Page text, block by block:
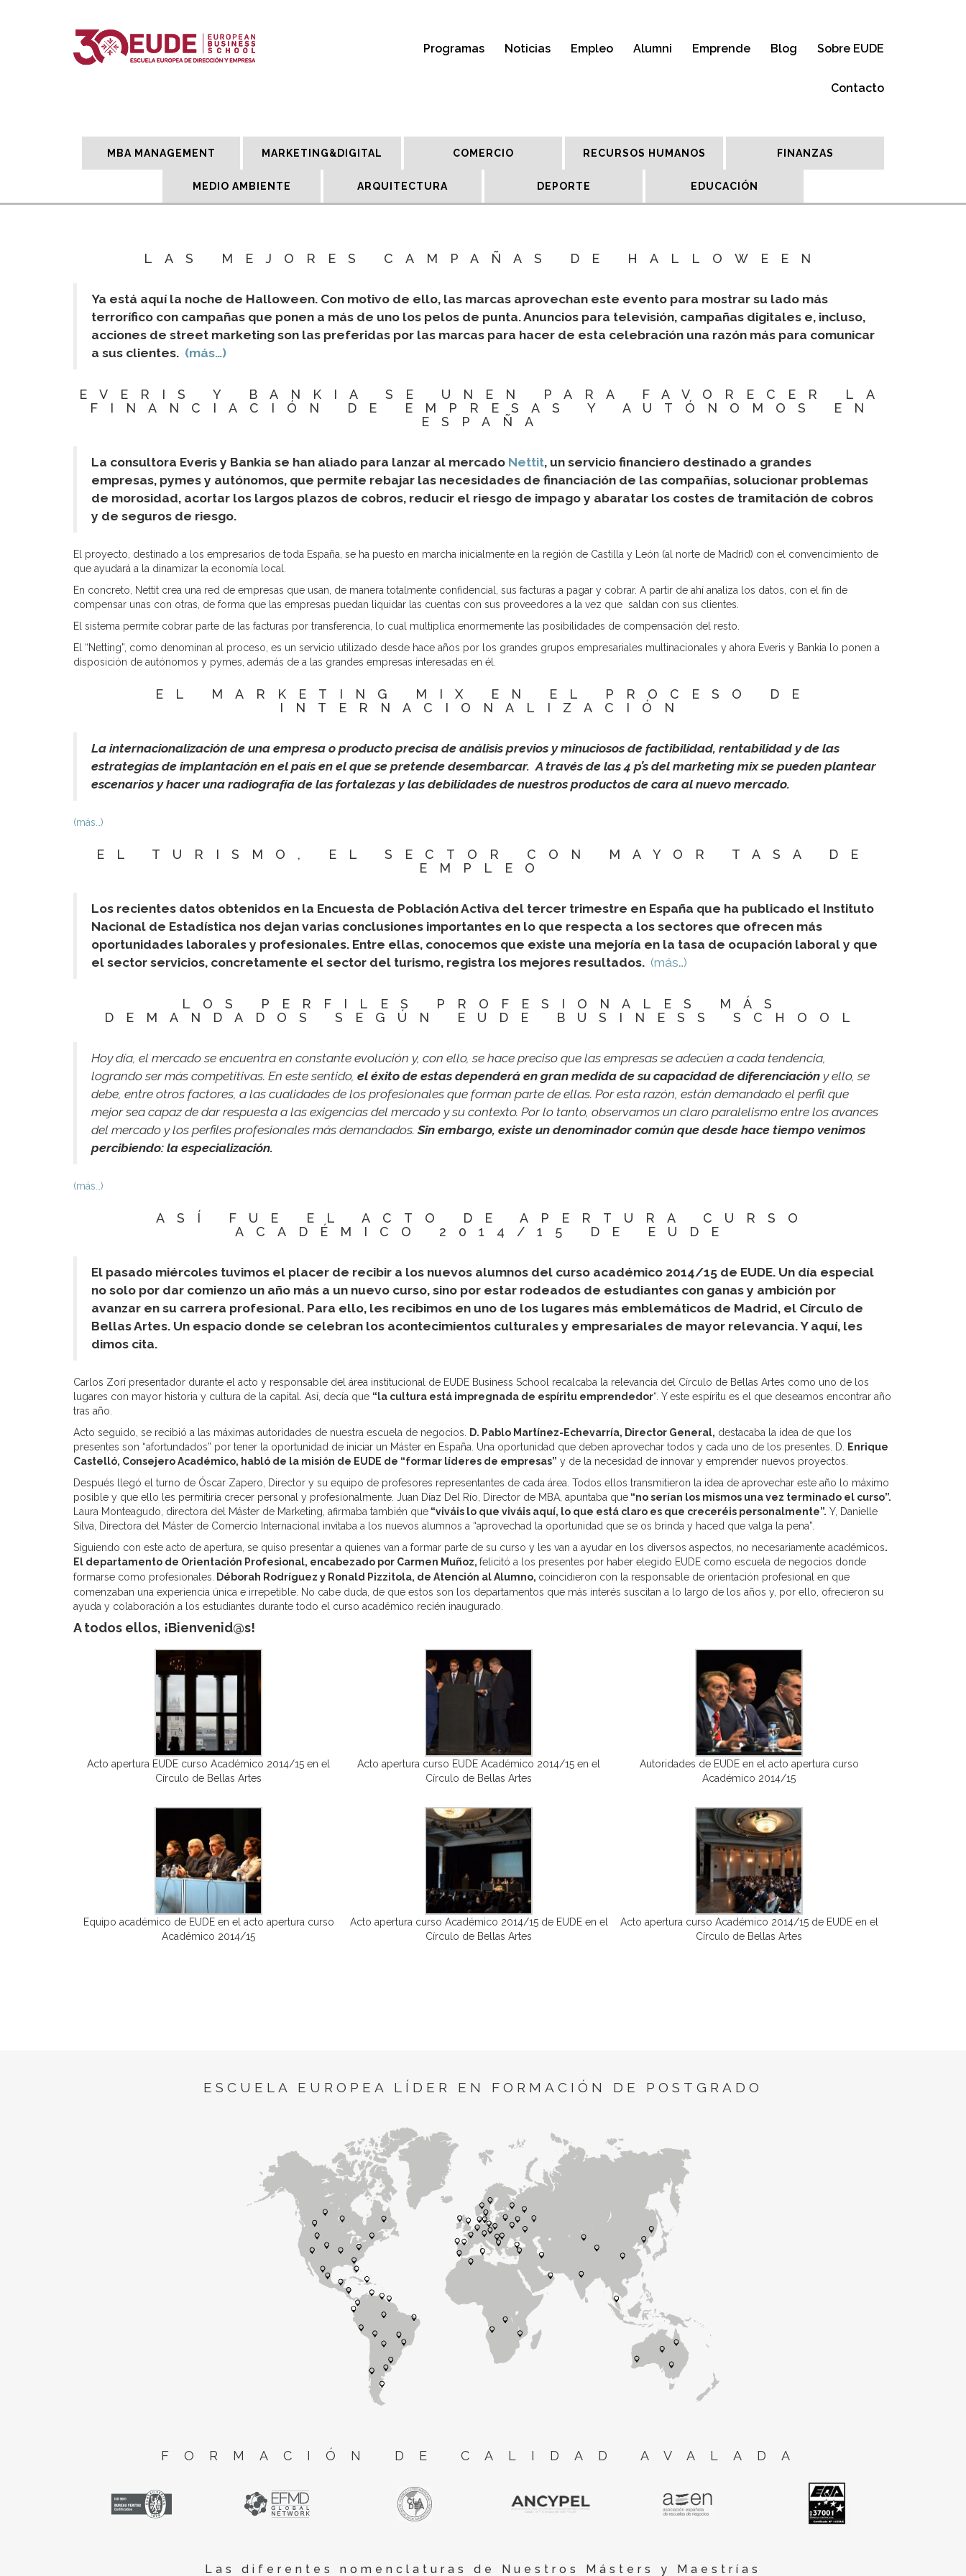
Programas Noticias Empleo Alumni Emprende Blog Sobre EUDE
Contacto
MBA MANAGEMENT MARKETING&DIGITAL COMERCIO RECURSOS HUMANOS FINANZAS
MEDIO AMBIENTE ARQUITECTURA DEPORTE EDUCACIÓN
LAS MEJORES CAMPAÑAS DE HALLOWEEN
Ya está aquí la noche de Halloween. Con motivo de ello, las marcas aprovechan este evento para mostrar su lado más
terrorífico con campañas que ponen a más de uno los pelos de punta. Anuncios para televisión, campañas digitales e, incluso,
acciones de street marketing son las preferidas por las marcas para hacer de esta celebración una razón más para comunicar
a sus clientes. (más…)
EVERIS Y BANKIA SE UNEN PARA FAVORECER LA
FINANCIACIÓN DE EMPRESAS Y AUTÓNOMOS EN
ESPAÑA
La consultora Everis y Bankia se han aliado para lanzar al mercado Nettit, un servicio financiero destinado a grandes
empresas, pymes y autónomos, que permite rebajar las necesidades de financiación de las compañías, solucionar problemas
de morosidad, acortar los largos plazos de cobros, reducir el riesgo de impago y abaratar los costes de tramitación de cobros
y de seguros de riesgo.
El proyecto, destinado a los empresarios de toda España, se ha puesto en marcha inicialmente en la región de Castilla y León (al norte de Madrid) con el convencimiento de
que ayudará a la dinamizar la economía local.
En concreto, Nettit crea una red de empresas que usan, de manera totalmente confidencial, sus facturas a pagar y cobrar. A partir de ahí analiza los datos, con el fin de
compensar unas con otras, de forma que las empresas puedan liquidar las cuentas con sus proveedores a la vez que saldan con sus clientes.
El sistema permite cobrar parte de las facturas por transferencia, lo cual multiplica enormemente las posibilidades de compensación del resto.
El “Netting”, como denominan al proceso, es un servicio utilizado desde hace años por los grandes grupos empresariales multinacionales y ahora Everis y Bankia lo ponen a
disposición de autónomos y pymes, además de a las grandes empresas interesadas en él.
EL MARKETING MIX EN EL PROCESO DE
INTERNACIONALIZACIÓN
La internacionalización de una empresa o producto precisa de análisis previos y minuciosos de factibilidad, rentabilidad y de las
estrategias de implantación en el país en el que se pretende desembarcar. A través de las 4 p’s del marketing mix se pueden plantear
escenarios y hacer una radiografía de las fortalezas y las debilidades de nuestros productos de cara al nuevo mercado.
(más…)
EL TURISMO, EL SECTOR CON MAYOR TASA DE
EMPLEO
Los recientes datos obtenidos en la Encuesta de Población Activa del tercer trimestre en España que ha publicado el Instituto
Nacional de Estadística nos dejan varias conclusiones importantes en lo que respecta a los sectores que ofrecen más
oportunidades laborales y profesionales. Entre ellas, conocemos que existe una mejoría en la tasa de ocupación laboral y que
el sector servicios, concretamente el sector del turismo, registra los mejores resultados. (más…)
LOS PERFILES PROFESIONALES MÁS
DEMANDADOS SEGÚN EUDE BUSINESS SCHOOL
Hoy día, el mercado se encuentra en constante evolución y, con ello, se hace preciso que las empresas se adecúen a cada tendencia,
logrando ser más competitivas. En este sentido, el éxito de estas dependerá en gran medida de su capacidad de diferenciación y ello, se
debe, entre otros factores, a las cualidades de los profesionales que forman parte de ellas. Por esta razón, están demandado el perfil que
mejor sea capaz de dar respuesta a las exigencias del mercado y su contexto. Por lo tanto, observamos un claro paralelismo entre los avances
del mercado y los perfiles profesionales más demandados.Sin embargo, existe un denominador común que desde hace tiempo venimos
percibiendo: la especialización.
(más…)
ASÍ FUE EL ACTO DE APERTURA CURSO
ACADÉMICO 2014/15 DE EUDE
El pasado miércoles tuvimos el placer de recibir a los nuevos alumnos del curso académico 2014/15 de EUDE. Un día especial
no solo por dar comienzo un año más a un nuevo curso, sino por estar rodeados de estudiantes con ganas y ambición por
avanzar en su carrera profesional. Para ello, les recibimos en uno de los lugares más emblemáticos de Madrid, el Círculo de
Bellas Artes. Un espacio donde se celebran los acontecimientos culturales y empresariales de mayor relevancia. Y aquí, les
dimos cita.
Carlos Zorí presentador durante el acto y responsable del área institucional de EUDE Business School recalcaba la relevancia del Círculo de Bellas Artes como uno de los
lugares con mayor historia y cultura de la capital. Así, decía que “la cultura está impregnada de espíritu emprendedor“. Y este espíritu es el que deseamos encontrar año
tras año.
Acto seguido, se recibió a las máximas autoridades de nuestra escuela de negocios.
D. Pablo Martínez-Echevarría, Director General, destacaba la idea de que los
presentes son “afortundados” por tener la oportunidad de iniciar un Máster en España. Una oportunidad que deben aprovechar todos y cada uno de los presentes. D.
Enrique
Castelló, Consejero Académico, habló de la misión de EUDE de “formar líderes de empresas” y de la necesidad de innovar y emprender nuevos proyectos.
Después llegó el turno de Óscar Zapero, Director y su equipo de profesores representantes de cada área. Todos ellos transmitieron la idea de aprovechar este año lo máximo
posible y que ello les permitiría crecer personal y profesionalmente. Juan Díaz Del Río, Director de MBA, apuntaba que “no serían los mismos una vez terminado el curso”.
Laura Monteagudo, directora del Máster de Marketing, afirmaba también que “viváis lo que viváis aquí, lo que está claro es que creceréis personalmente”. Y, Danielle
Silva, Directora del Máster de Comercio Internacional invitaba a los nuevos alumnos a “aprovechad la oportunidad que se os brinda y haced que valga la pena”.
Siguiendo con este acto de apertura, se quiso presentar a quienes van a formar parte de su curso y les van a ayudar en los diversos aspectos, no necesariamente académicos.
El d epartamento de Orientación Profesional, encabezado por Carmen Muñoz, felicitó a los presentes por haber elegido EUDE como escuela de negocios donde
formarse como profesionales.
Déborah Rodríguez y Ronald Pizzitola, de Atención al Alumno, coincidieron con la responsable de orientación profesional en que
comenzaban una experiencia única e irrepetible. No cabe duda, de que estos son los departamentos que más interés suscitan a lo largo de los años y, por ello, ofrecieron su
ayuda y colaboración a los estudiantes durante todo el curso académico recién inaugurado.
A todos ellos, ¡Bienvenid@s!
Acto apertura EUDE curso Académico 2014/15 en el
Círculo de Bellas Artes
Acto apertura curso EUDE Académico 2014/15 en el
Círculo de Bellas Artes
Autoridades de EUDE en el acto apertura curso
Académico 2014/15
Equipo académico de EUDE en el acto apertura curso
Académico 2014/15
Acto apertura curso Académico 2014/15 de EUDE en el
Círculo de Bellas Artes
Acto apertura curso Académico 2014/15 de EUDE en el
Círculo de Bellas Artes
ESCUELA EUROPEA LÍDER EN FORMACIÓN DE POSTGRADO
FORMACIÓN DE CALIDAD AVALADA
Las diferentes nomenclaturas de Nuestros Másters y Maestrías